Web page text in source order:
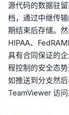
源代码的数据驻
档，通过中继传
期结束后存储。
HIPAA、
具有合同保证的
程控制的安全态
如推送到分支然
TeamViewer 访问